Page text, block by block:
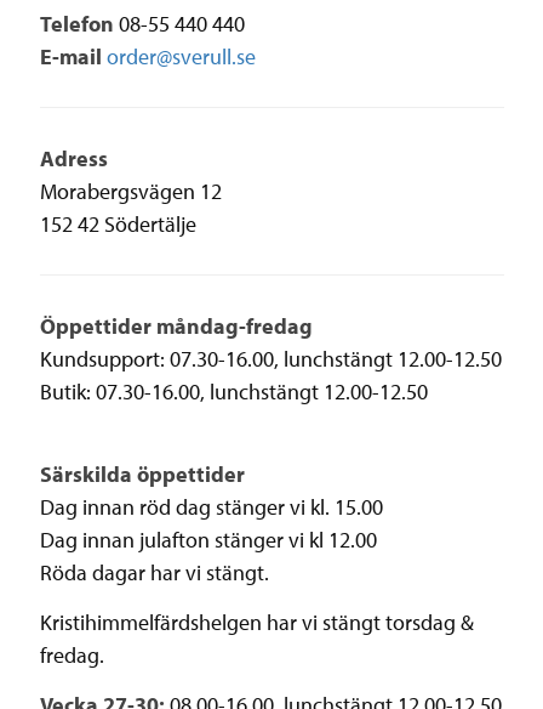
Telefon 08-55 440 440
E-mail order@sverull.se
Adress
Morabergsvägen 12
152 42 Södertälje
Öppettider måndag-fredag
Kundsupport: 07.30-16.00, lunchstängt 12.00-12.50
Butik: 07.30-16.00, lunchstängt 12.00-12.50
Särskilda öppettider
Dag innan röd dag stänger vi kl. 15.00
Dag innan julafton stänger vi kl 12.00
Röda dagar har vi stängt.
Kristihimmelfärdshelgen har vi stängt torsdag &
fredag.